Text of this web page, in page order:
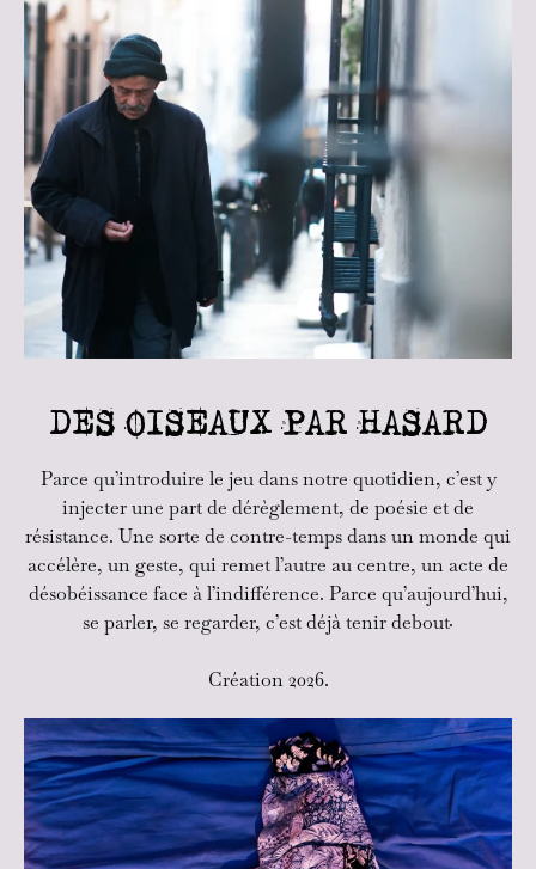
DES OISEAUX PAR HASARD
Parce qu’introduire le jeu dans notre quotidien, c’est y
injecter une part de dérèglement, de poésie et de
résistance. Une sorte de contre-temps dans un monde qui
accélère, un geste, qui remet l’autre au centre, un acte de
désobéissance face à l’indifférence. Parce qu’aujourd’hui,
se parler, se regarder, c’est déjà tenir debout..
Création 2026.